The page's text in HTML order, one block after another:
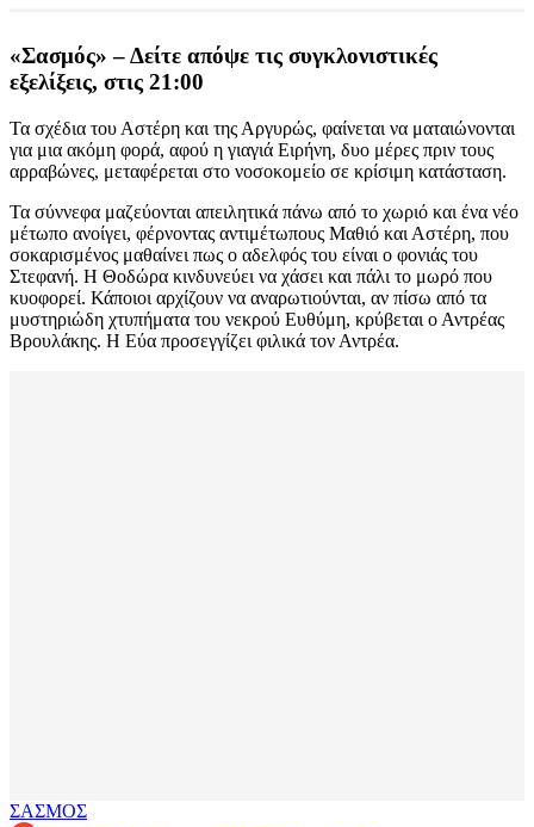
«Σασμός» – Δείτε απόψε τις συγκλονιστικές
εξελίξεις, στις 21:00
Τα σχέδια του Αστέρη και της Αργυρώς, φαίνεται να ματαιώνονται
για μια ακόμη φορά, αφού η γιαγιά Ειρήνη, δυο μέρες πριν τους
αρραβώνες, μεταφέρεται στο νοσοκομείο σε κρίσιμη κατάσταση.
Τα σύννεφα μαζεύονται απειλητικά πάνω από το χωριό και ένα νέο
μέτωπο ανοίγει, φέρνοντας αντιμέτωπους Μαθιό και Αστέρη, που
σοκαρισμένος μαθαίνει πως ο αδελφός του είναι ο φονιάς του
Στεφανή. Η Θοδώρα κινδυνεύει να χάσει και πάλι το μωρό που
κυοφορεί. Κάποιοι αρχίζουν να αναρωτιούνται, αν πίσω από τα
μυστηριώδη χτυπήματα του νεκρού Ευθύμη, κρύβεται ο Αντρέας
Βρουλάκης. Η Εύα προσεγγίζει φιλικά τον Αντρέα.
ΣΑΣΜΟΣ